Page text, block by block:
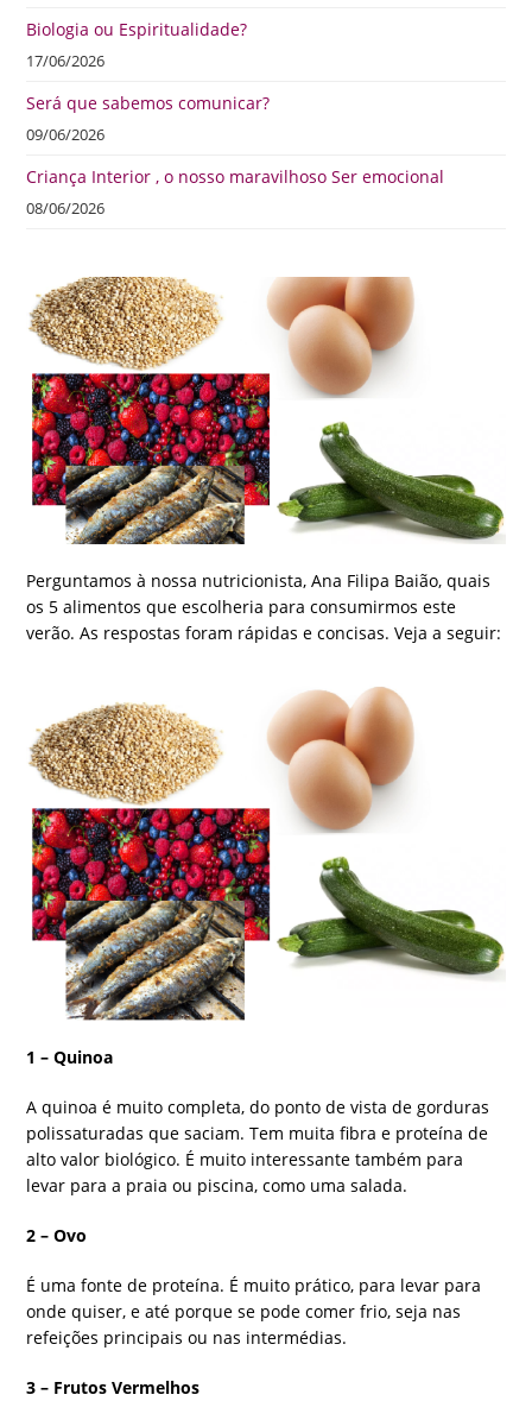
Biologia ou Espiritualidade?
17/06/2026
Será que sabemos comunicar?
09/06/2026
Criança Interior , o nosso maravilhoso Ser emocional
08/06/2026
Perguntamos à nossa nutricionista, Ana Filipa Baião, quais
os 5 alimentos que escolheria para consumirmos este
verão. As respostas foram rápidas e concisas. Veja a seguir:
1 – Quinoa
A quinoa é muito completa, do ponto de vista de gorduras
polissaturadas que saciam. Tem muita fibra e proteína de
alto valor biológico. É muito interessante também para
levar para a praia ou piscina, como uma salada.
2 – Ovo
É uma fonte de proteína. É muito prático, para levar para
onde quiser, e até porque se pode comer frio, seja nas
refeições principais ou nas intermédias.
3 – Frutos Vermelhos